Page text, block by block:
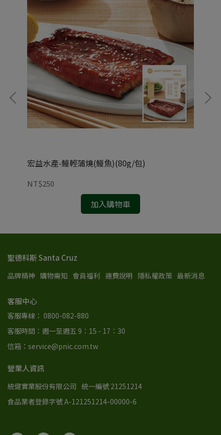
宏益水產-鰻輕蒲燒(鰻魚)(80g/包)
NT$250
加入購物車
聖德科斯 Santa Cruz
品牌精神 購物需知 會員福利 運費說明 隱私權政策 最新消息
客服中心
客服專線： 0800-082-880
客服時間：週一至週五 9：15 - 17：30
信箱：service@pnic.com.tw
營業人資訊
統健實業股份有限公司 統一編號 21251214
食品業者登錄字號 A-121251214-00000-6